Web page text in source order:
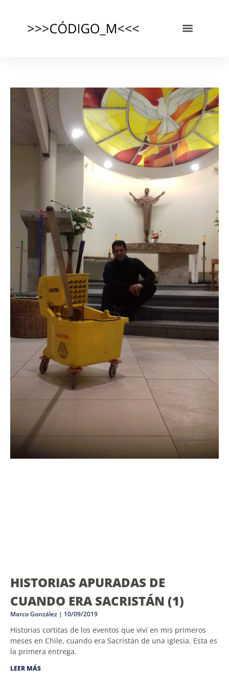
HISTORIAS APURADAS DE
CUANDO ERA SACRISTÁN (1)
Marco González 10/09/2019
Historias cortitas de los eventos que viví en mis primeros
meses en Chile, cuando era Sacristán de una iglesia. Esta es
la primera entrega.
LEER MÁS